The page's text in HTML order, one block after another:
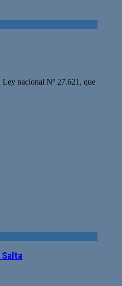
nacional Nº 27.621, que
Salta